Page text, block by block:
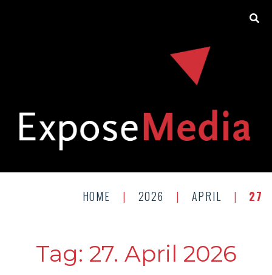
HOME | 2026 | APRIL | 27
Tag: 27. April 2026